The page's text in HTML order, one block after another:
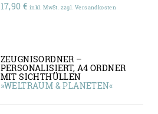
17,90 € inkl. MwSt. zzgl. Versandkosten
ZEUGNISORDNER –
PERSONALISIERT, A4 ORDNER
MIT SICHTHÜLLEN
»WELTRAUM & PLANETEN«